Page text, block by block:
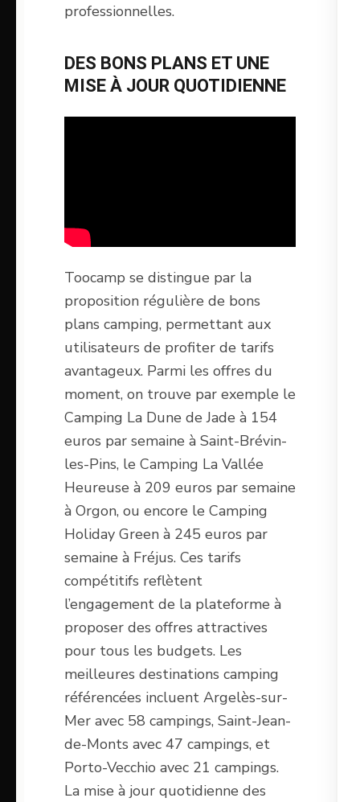
professionnelles.
DES BONS PLANS ET UNE
MISE À JOUR QUOTIDIENNE
Toocamp se distingue par la
proposition régulière de bons
plans camping, permettant aux
utilisateurs de profiter de tarifs
avantageux. Parmi les offres du
moment, on trouve par exemple le
Camping La Dune de Jade à 154
euros par semaine à Saint-Brévin-
les-Pins, le Camping La Vallée
Heureuse à 209 euros par semaine
à Orgon, ou encore le Camping
Holiday Green à 245 euros par
semaine à Fréjus. Ces tarifs
compétitifs reflètent
l’engagement de la plateforme à
proposer des offres attractives
pour tous les budgets. Les
meilleures destinations camping
référencées incluent Argelès-sur-
Mer avec 58 campings, Saint-Jean-
de-Monts avec 47 campings, et
Porto-Vecchio avec 21 campings.
La mise à jour quotidienne des